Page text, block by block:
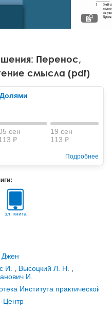
атаки
гипноз и НЛП
психология
Перенос,
смысла (pdf)
сен
₽
19 сен
113 ₽
Подробнее
эл. книга
Джен
И. Высоцкий Л. Н.
И.
Института практической
Центр